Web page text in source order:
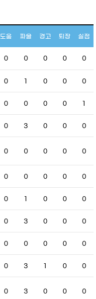
도움 파울 경고 퇴장 실점
0 0 0 0 0
0 1 0 0 0
0 0 0 0 1
0 3 0 0 0
0 0 0 0 0
0 0 0 0 0
0 1 0 0 0
0 3 0 0 0
0 0 0 0 0
0 3 1 0 0
0 3 0 0 0